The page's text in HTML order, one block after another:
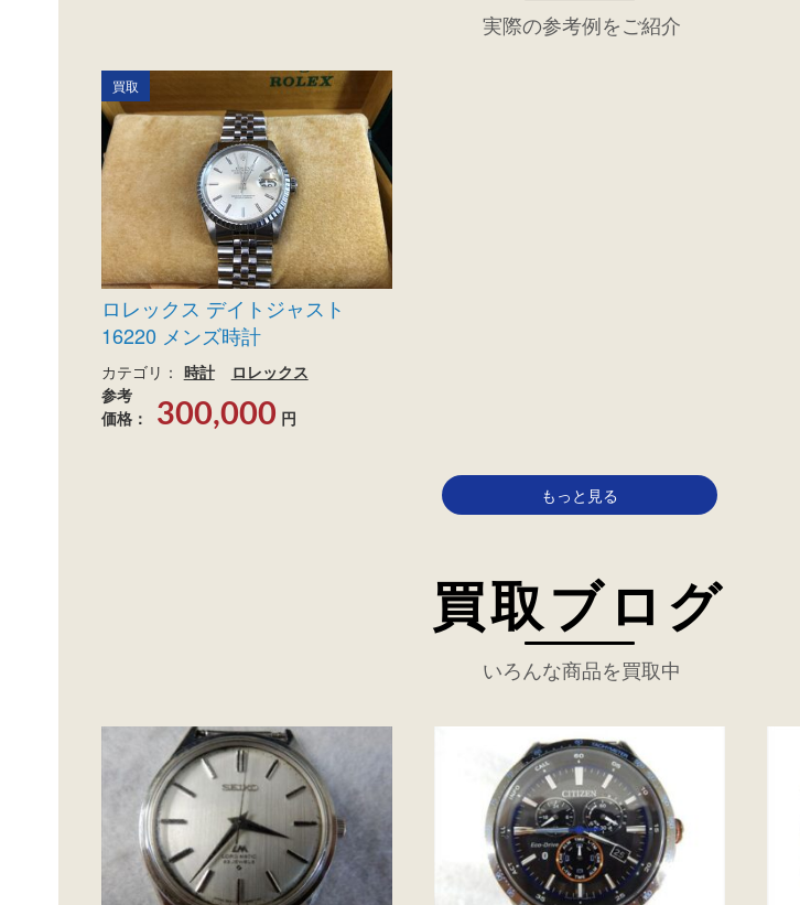
実際の参考例をご紹介
買取
ロレックス デイトジャスト
16220 メンズ時計
カテゴリ： 時計
ロレックス
参考
価格：
300,000 円
もっと見る
買取ブログ
いろんな商品を買取中